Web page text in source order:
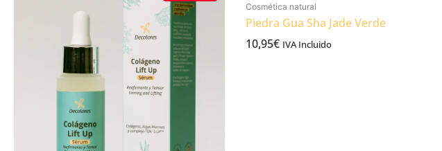
Cosmética natural
Piedra Gua Sha Jade Verde
10,95€ IVA Incluido